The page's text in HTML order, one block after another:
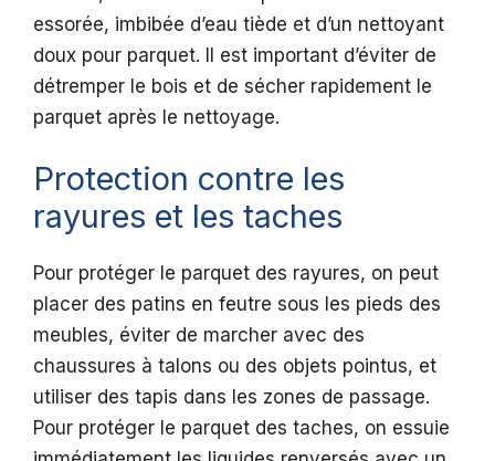
essorée, imbibée d’eau tiède et d’un nettoyant
doux pour parquet. Il est important d’éviter de
détremper le bois et de sécher rapidement le
parquet après le nettoyage.
Protection contre les
rayures et les taches
Pour protéger le parquet des rayures, on peut
placer des patins en feutre sous les pieds des
meubles, éviter de marcher avec des
chaussures à talons ou des objets pointus, et
utiliser des tapis dans les zones de passage.
Pour protéger le parquet des taches, on essuie